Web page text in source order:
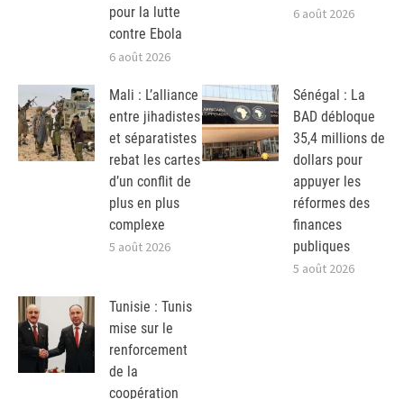
pour la lutte
contre Ebola
6 août 2026
6 août 2026
Mali : L’alliance
entre jihadistes
et séparatistes
rebat les cartes
d’un conflit de
plus en plus
complexe
5 août 2026
Sénégal : La
BAD débloque
35,4 millions de
dollars pour
appuyer les
réformes des
finances
publiques
5 août 2026
Tunisie : Tunis
mise sur le
renforcement
de la
coopération